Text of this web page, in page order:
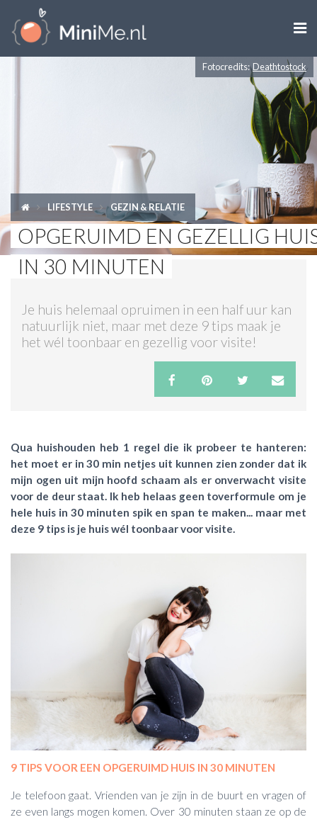

KIND
LIFESTYLE
SHOPS
Fotocredits:Deathtostock
LIFESTYLE GEZIN & RELATIE
OPGERUIMD EN GEZELLIG
IN 30 MINUTEN
Je huis helemaal opruimen in een half uur kan
natuurlijk niet, maar met deze 9 tips maak je
het wél toonbaar en gezellig voor visite!
Qua huishouden heb 1 regel die ik probeer te hanteren:
het moet er in 30 min netjes uit kunnen zien zonder dat ik
mijn ogen uit mijn hoofd schaam als er onverwacht visite
voor de deur staat. Ik heb helaas geen toverformule om je
hele huis in 30 minuten spik en span te maken... maar met
deze 9 tips is je huis wél toonbaar voor visite.
9 TIPS VOOR EEN OPGERUIMD HUIS IN 30 MINUTEN
Je telefoon gaat. Vrienden van je zijn in de buurt en vragen of
ze even langs mogen komen. Over 30 minuten staan ze op de